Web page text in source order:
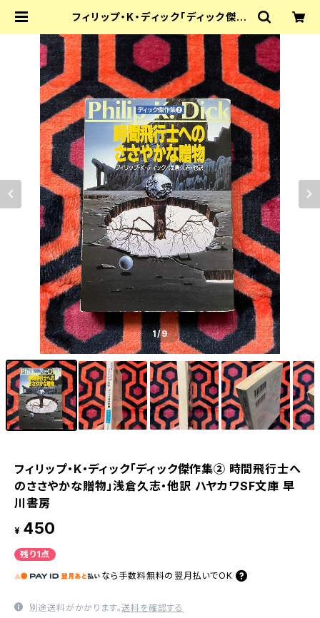
フィリップ・K・ディック「ディック傑作
浅倉久志・他訳 ハヤカワSF文庫 早川
書房 | 古書 まずる
1/9
フィリップ・K・ディック「ディック傑作集② 時間飛行士へ
のささやかな贈物」浅倉久志・他訳 ハヤカワSF文庫 早
川書房
¥ 450
残り1点
なら 手数料無料の 翌月払いでOK
別途送料がかかります。送料を確認する